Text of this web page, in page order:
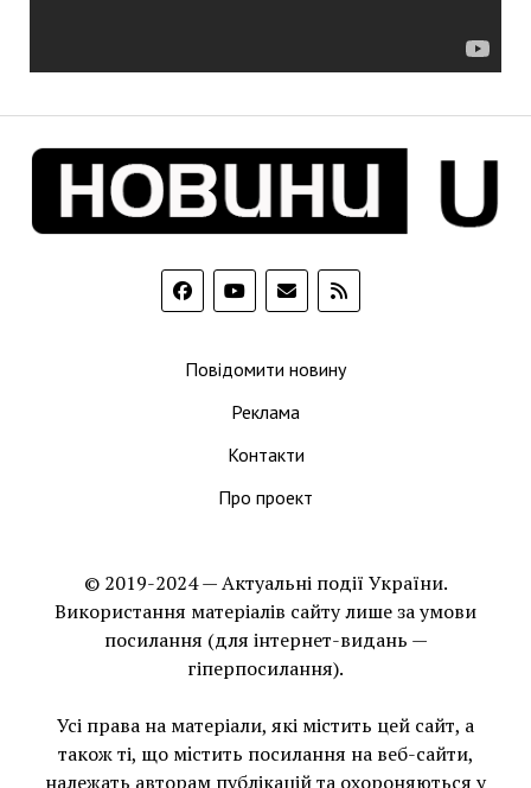
Повідомити новину
Реклама
Контакти
Про проект
© 2019-2024 — Актуальні події України.
Використання матеріалів сайту лише за умови
посилання (для інтернет-видань —
гіперпосилання).
Усі права на матеріали, які містить цей сайт, а
також ті, що мiстить посилання на веб-сайти,
належать авторам публікацій та охороняються у